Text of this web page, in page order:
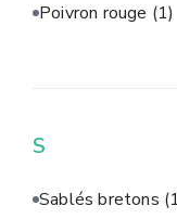
Poivron rouge (1)
S
Sablés bretons